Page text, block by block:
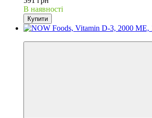
В наявності
Купити